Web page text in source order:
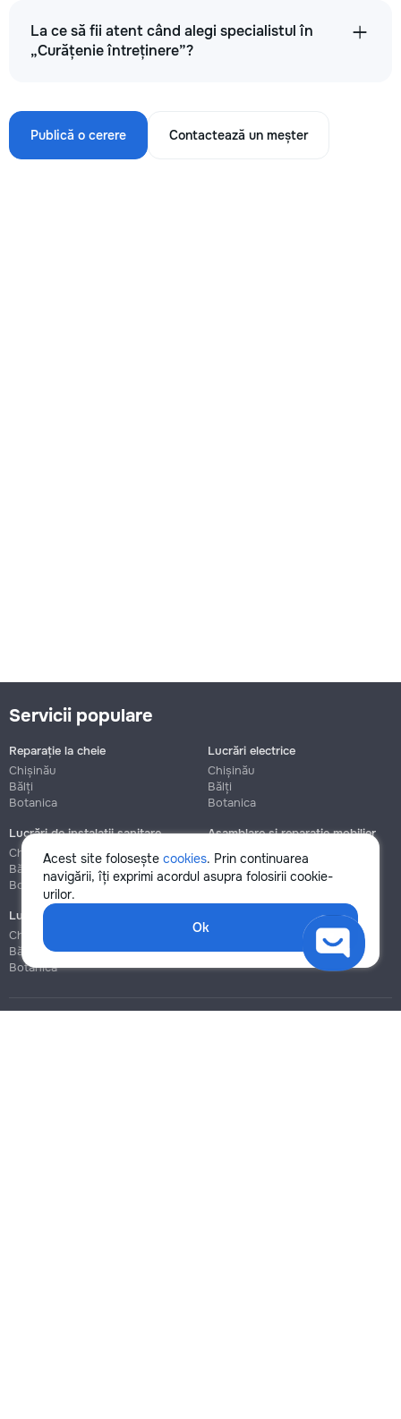
La ce să fii atent când alegi specialistul în
„Curățenie întreținere”?
Publică o cerere Contactează un meșter
Acest site folosește cookies. Prin continuarea
navigării, îți exprimi acordul asupra folosirii cookie-
urilor.
Ok
Servicii populare
Reparație la cheie
Chișinău
Bălți
Botanica
Lucrări electrice
Chișinău
Bălți
Botanica
Lucrări de instalații sanitare
Chișinău
Bălți
Botanica
Asamblare și reparație mobilier
Chișinău
Botanica
Lucrări de construcție și instalare
Chișinău
Bălți
Botanica